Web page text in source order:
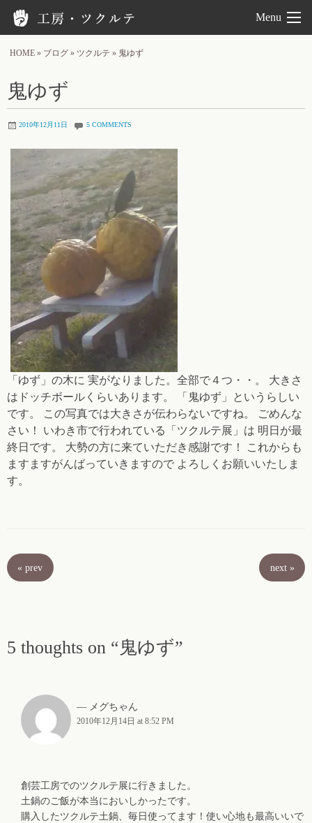
Menu
HOME » ブログ » ツクルテ » 鬼ゆず
鬼ゆず
2010年12月11日 5 COMMENTS
「ゆず」の木に 実がなりました。全部で４つ・・。 大きさ
はドッチボールくらいあります。 「鬼ゆず」というらしい
です。 この写真では大きさが伝わらないですね。 ごめんな
さい！ いわき市で行われている「ツクルテ展」は 明日が最
終日です。 大勢の方に来ていただき感謝です！ これからも
ますますがんばっていきますので よろしくお願いいたしま
す。
« prev next »
5 thoughts on “鬼ゆず”
メグちゃん
2010年12月14日 at 8:52 PM
創芸工房でのツクルテ展に行きました。
土鍋のご飯が本当においしかったです。
購入したツクルテ土鍋、毎日使ってます！使い心地も最高いいで